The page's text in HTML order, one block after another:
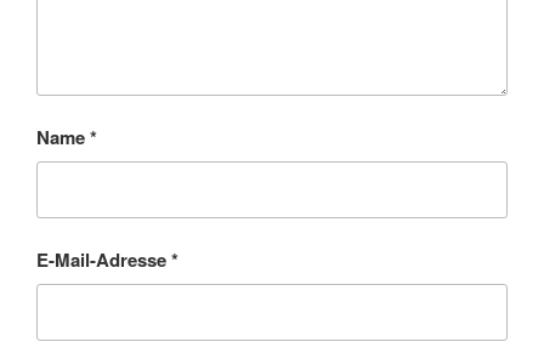
Name*
E-Mail-Adresse*